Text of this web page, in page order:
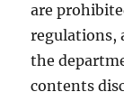
are
regulations,
the
contents